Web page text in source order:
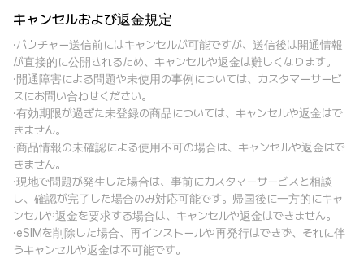
キャンセルおよび返金規定
·バウチャー送信前にはキャンセルが可能ですが、送信後は開通情報
が直接的に公開されるため、キャンセルや返金は難しくなります。
·開通障害による問題や未使用の事例については、カスタマーサービ
スにお問い合わせください。
·有効期限が過ぎた未登録の商品については、キャンセルや返金はで
きません。
·商品情報の未確認による使用不可の場合は、キャンセルや返金はで
きません。
·現地で問題が発生した場合は、事前にカスタマーサービスと相談
し、確認が完了した場合のみ対応可能です。帰国後に一方的にキャ
ンセルや返金を要求する場合は、キャンセルや返金はできません。
·eSIMを削除した場合、再インストールや再発行はできず、それに伴
うキャンセルや返金は不可能です。